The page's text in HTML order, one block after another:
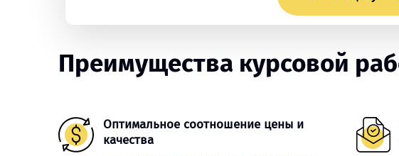
Преимущества курсовой
Оптимальное соотношение цены и
качества